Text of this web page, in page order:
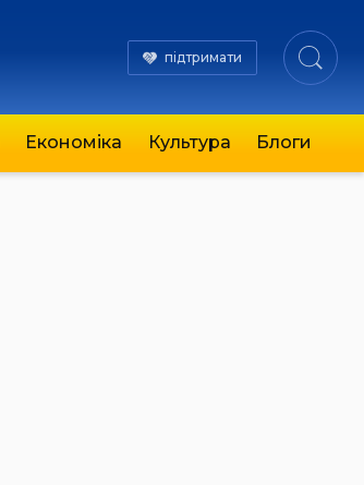
підтримати
Економіка Культура Блоги